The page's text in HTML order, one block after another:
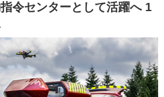
令センターとして活躍へ 1